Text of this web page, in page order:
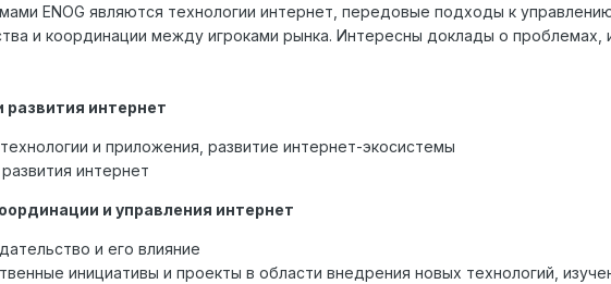
ENOG являются технологии интернет, передовые подходы к
и координации между игроками рынка. Интересны доклады о
развития интернет
и приложения, развитие интернет-экосистемы
интернет
и управления интернет
и его влияние
инициативы и проекты в области внедрения новых технологий,